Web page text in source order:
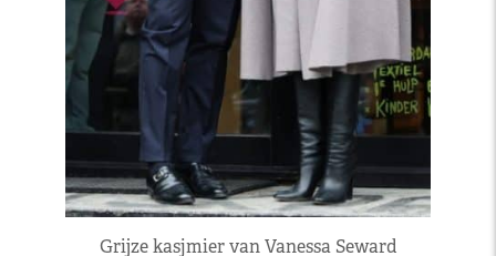
Grijze kasjmier van Vanessa Seward